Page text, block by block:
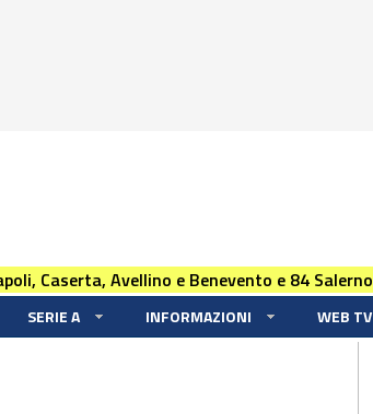
Caserta, Avellino e Benevento e 84 Salerno
SERIE A INFORMAZIONI WEB TV